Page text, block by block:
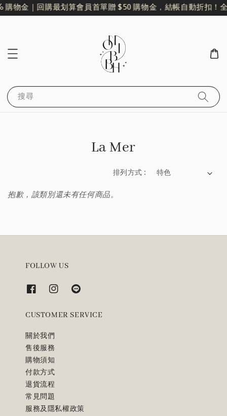
物金｜回購最划算會員首單贈 $50 購物金，結帳自動折扣！
搜尋
La Mer
排列方式 :
抱歉，該類別還未有任何商品。
FOLLOW US
CUSTOMER SERVICE
關於我們
售後服務
購物須知
付款方式
退貨流程
常見問題
服務及隱私權政策